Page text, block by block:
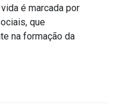
é marcada por
que
na formação da